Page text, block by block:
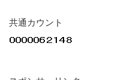
共通カウント